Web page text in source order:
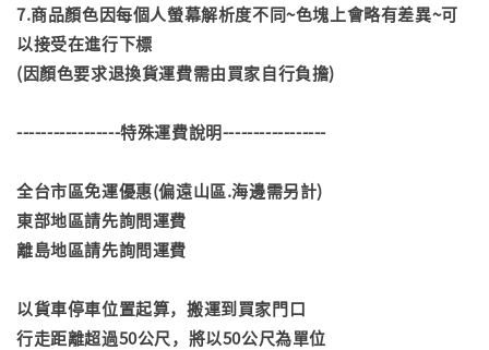
7.商品顏色因每個人螢幕解析度不同~色塊上會略有差異~可
以接受在進行下標
(因顏色要求退換貨運費需由買家自行負擔)
-----------------特殊運費說明-----------------
全台市區免運優惠(偏遠山區.海邊需另計)
東部地區請先詢問運費
離島地區請先詢問運費
以貨車停車位置起算，搬運到買家門口
行走距離超過50公尺，將以50公尺為單位